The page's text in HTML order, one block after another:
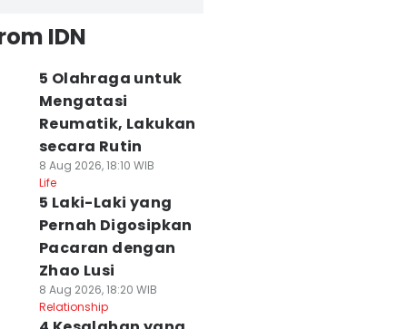
IDN
5 Olahraga untuk
Mengatasi
Reumatik, Lakukan
secara Rutin
8 Aug 2026, 18:10 WIB
Life
5 Laki-Laki yang
Pernah Digosipkan
Pacaran dengan
Zhao Lusi
8 Aug 2026, 18:20 WIB
Relationship